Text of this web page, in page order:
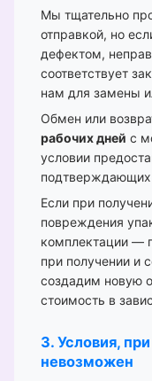
Мы тщательно
отправкой, но
дефектом,
соответствует
нам для замены
Обмен или
рабочих дней с
условии
подтверждающих
Если при
повреждения
комплектации —
при получении и
создадим новую
стоимость в
3. Условия,
невозможен